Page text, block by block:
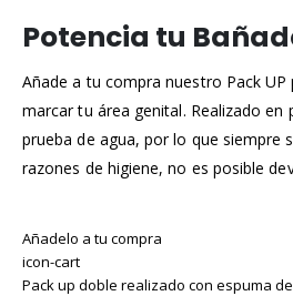
Potencia tu
Añade a tu compra nuestro Pack
marcar tu área genital. Realizado en
prueba de agua, por lo que siempre
razones de higiene, no es posible
Añadelo a tu compra
icon-cart
Pack up doble realizado con espuma